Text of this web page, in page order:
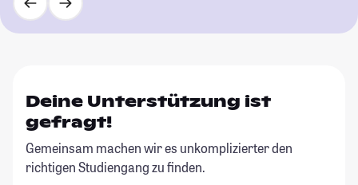
Deine Unterstützung ist
gefragt!
Gemeinsam machen wir es unkomplizierter den
richtigen Studiengang zu finden.